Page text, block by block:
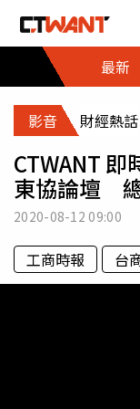
最新
影音 財經熱話
CTWANT
東協論壇
2020-08-1209:00
工商時報 台